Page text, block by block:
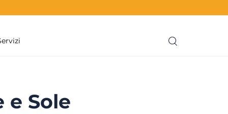
e Sole